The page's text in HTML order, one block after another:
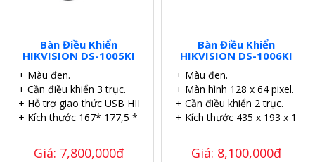
Bàn Điều Khiển
HIKVISION DS-1005KI
+ Màu đen.
+ Cần điều khiển 3 trục.
+ Hỗ trợ giao thức USB HID.
+ Kích thước 167* 177,5 * 116 (mm)
Giá: 7,800,000đ
Bàn Điều Khiển
HIKVISION DS-1006KI
+ Màu đen.
+ Màn hình 128 x 64 pixel.
+ Cần điều khiển 2 trục.
+ Kích thước 435 x 193 x 110
Giá: 8,100,000đ